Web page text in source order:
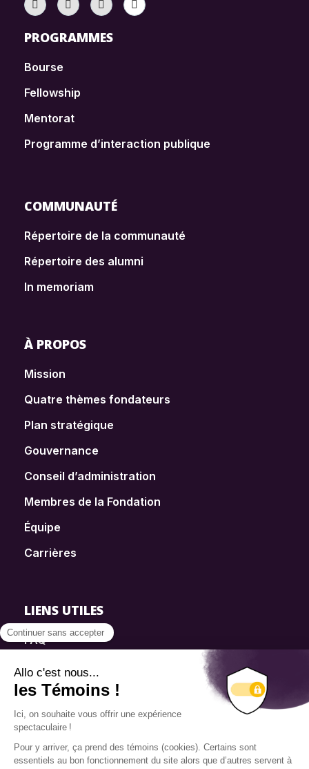
PROGRAMMES
Bourse
Fellowship
Mentorat
Programme d’interaction publique
COMMUNAUTÉ
Répertoire de la communauté
Répertoire des alumni
In memoriam
À PROPOS
Mission
Quatre thèmes fondateurs
Plan stratégique
Gouvernance
Conseil d’administration
Membres de la Fondation
Équipe
Carrières
LIENS UTILES
FAQ
SmartSimple
Dons
Contact
Info source